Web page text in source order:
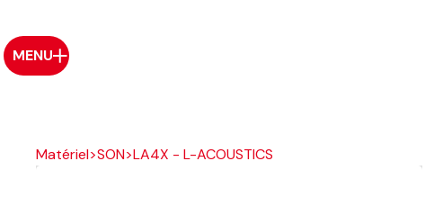
MENU
Matériel>SON>LA4X - L-ACOUSTICS